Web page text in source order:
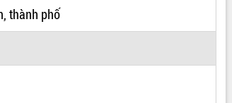
thành phố